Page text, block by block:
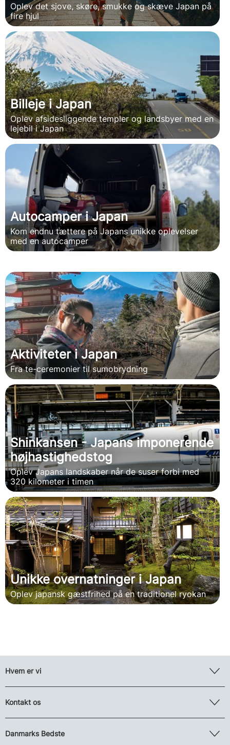
Oplev det sjove, skøre, smukke og skæve Japan på
fire hjul
Billeje i Japan
Oplev afsidesliggende templer og landsbyer med en
lejebil i Japan
Autocamper i Japan
Kom endnu tættere på Japans unikke oplevelser
med en autocamper
Aktiviteter i Japan
Fra te-ceremonier til sumobrydning
Shinkansen - Japans imponerende
højhastighedstog
Oplev Japans landskaber når de suser forbi med
320 kilometer i timen
Unikke overnatninger i Japan
Oplev japansk gæstfrihed på en traditionel ryokan
Hvem er vi
Kontakt os
Danmarks Bedste